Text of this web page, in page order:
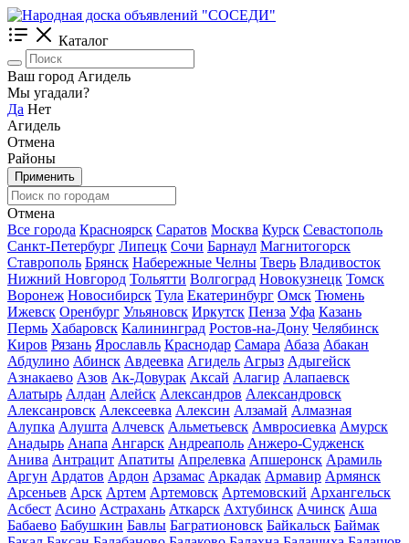
Каталог
Ваш город Агидель
Мы угадали?
Да Нет
Агидель
Отмена
Районы
Применить
Отмена
Все города Красноярск Саратов Москва Курск Севастополь
Санкт-Петербург Липецк Сочи Барнаул Магнитогорск
Ставрополь Брянск Набережные Челны Тверь Владивосток
Нижний Новгород Тольятти Волгоград Новокузнецк Томск
Воронеж Новосибирск Тула Екатеринбург Омск Тюмень
Ижевск Оренбург Ульяновск Иркутск Пенза Уфа Казань
Пермь Хабаровск Калининград Ростов-на-Дону Челябинск
Киров Рязань Ярославль Краснодар Самара Абаза Абакан
Абдулино Абинск Авдеевка Агидель Агрыз Адыгейск
Азнакаево Азов Ак-Довурак Аксай Алагир Алапаевск
Алатырь Алдан Алейск Александров Александровск
Алексанровск Алексеевка Алексин Алзамай Алмазная
Алупка Алушта Алчевск Альметьевск Амвросиевка Амурск
Анадырь Анапа Ангарск Андреаполь Анжеро-Судженск
Анива Антрацит Апатиты Апрелевка Апшеронск Арамиль
Аргун Ардатов Ардон Арзамас Аркадак Армавир Армянск
Арсеньев Арск Артем Артемовск Артемовский Архангельск
Асбест Асино Астрахань Аткарск Ахтубинск Ачинск Аша
Бабаево Бабушкин Бавлы Багратионовск Байкальск Баймак